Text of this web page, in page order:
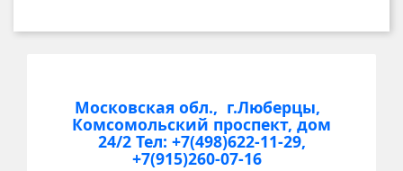
Московская обл., г.Люберцы,
Комсомольский проспект, дом
24/2 Тел: +7(498)622-11-29,
+7(915)260-07-16